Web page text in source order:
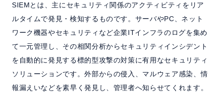
SIEMとは、主にセキュリティ関係のアクティビティをリア
ルタイムで発見・検知するものです。サーバやPC、ネット
ワーク機器やセキュリティなど企業ITインフラのログを集め
て一元管理し、その相関分析からセキュリティインシデント
を自動的に発見する標的型攻撃の対策に有用なセキュリティ
ソリューションです。外部からの侵入、マルウェア感染、情
報漏えいなどを素早く発見し、管理者へ知らせてくれます。